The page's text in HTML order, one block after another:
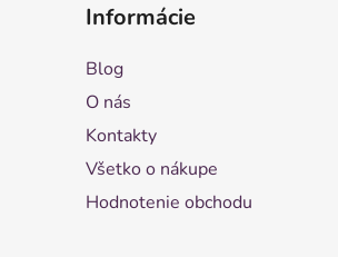
Informácie
Blog
O nás
Kontakty
Všetko o nákupe
Hodnotenie obchodu